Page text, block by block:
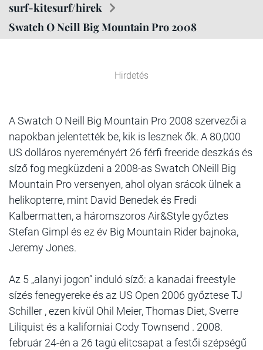
surf-kitesurf/hirek
Swatch O Neill Big Mountain Pro 2008
Hirdetés
A Swatch O Neill Big Mountain Pro 2008 szervezői a
napokban jelentették be, kik is lesznek ők. A 80,000
US dolláros nyereményért 26 férfi freeride deszkás és
síző fog megküzdeni a 2008-as Swatch ONeill Big
Mountain Pro versenyen, ahol olyan srácok ülnek a
helikopterre, mint David Benedek és Fredi
Kalbermatten, a háromszoros Air&Style győztes
Stefan Gimpl és ez év Big Mountain Rider bajnoka,
Jeremy Jones.
Az 5 „alanyi jogon” induló síző: a kanadai freestyle
sízés fenegyereke és az US Open 2006 győztese TJ
Schiller , ezen kívül Ohil Meier, Thomas Diet, Sverre
Liliquist és a kaliforniai Cody Townsend . 2008.
február 24-én a 26 tagú elitcsapat a festői szépségű